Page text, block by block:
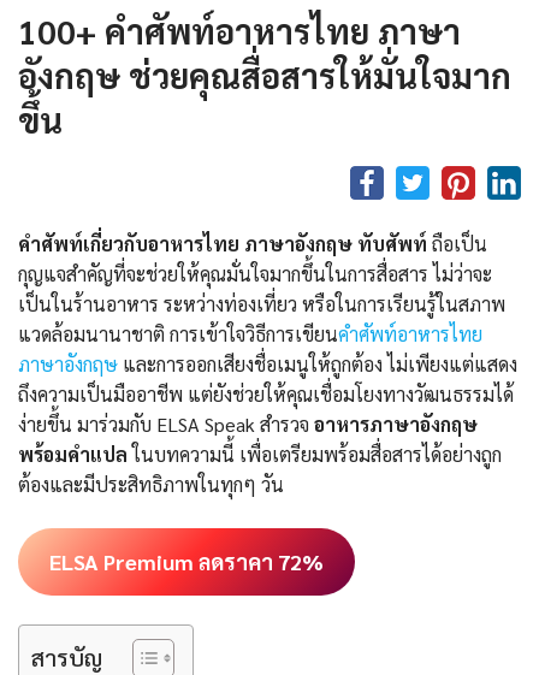
100+ คําศัพท์อาหารไทย ภาษา
อังกฤษ ช่วยคุณสื่อสารให้มั่นใจมาก
ขึ้น
คำศัพท์เกี่ยวกับอาหารไทย ภาษาอังกฤษ ทับศัพท์ ถือเป็น
กุญแจสำคัญที่จะช่วยให้คุณมั่นใจมากขึ้นในการสื่อสาร ไม่ว่าจะ
เป็นในร้านอาหาร ระหว่างท่องเที่ยว หรือในการเรียนรู้ในสภาพ
แวดล้อมนานาชาติ การเข้าใจวิธีการเขียนคําศัพท์อาหารไทย
ภาษาอังกฤษ และการออกเสียงชื่อเมนูให้ถูกต้อง ไม่เพียงแต่แสดง
ถึงความเป็นมืออาชีพ แต่ยังช่วยให้คุณเชื่อมโยงทางวัฒนธรรมได้
ง่ายขึ้น มาร่วมกับ ELSA Speak สำรวจ อาหารภาษาอังกฤษ
พร้อมคำแปลในบทความนี้ เพื่อเตรียมพร้อมสื่อสารได้อย่างถูก
ต้องและมีประสิทธิภาพในทุกๆ วัน
ELSA Premium ลดราคา 72%
สารบัญ